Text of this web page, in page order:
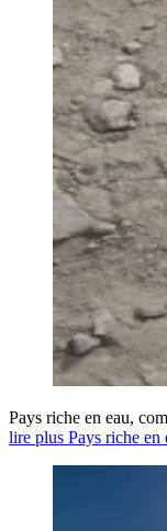
Pays riche en eau,
lire plus Pays riche en